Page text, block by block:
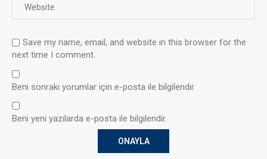
Save my name, email, and website in this browser for the
next time I comment.
Beni sonraki yorumlar için e-posta ile bilgilendir.
Beni yeni yazılarda e-posta ile bilgilendir.